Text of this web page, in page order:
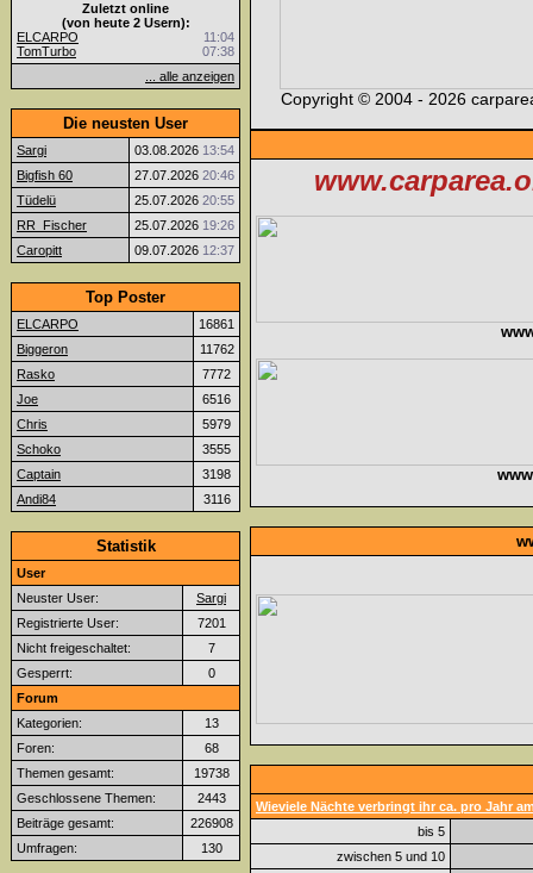
Zuletzt online
(von heute 2 Usern):
ELCARPO
11:04
TomTurbo
07:38
... alle anzeigen
Die neusten User
Sargi 03.08.2026 13:54
Bigfish 60
27.07.2026 20:46
Tüdelü
25.07.2026 20:55
RR_Fischer
25.07.2026 19:26
Caropitt
09.07.2026 12:37
Top Poster
ELCARPO
16861
Biggeron
11762
Rasko
7772
Joe
6516
Chris
5979
Schoko
3555
Captain
3198
Andi84
3116
Statistik
User
Neuster User:
Sargi
Registrierte User:
7201
Nicht freigeschaltet:
7
Gesperrt:
0
Forum
Kategorien:
13
Foren:
68
Themen gesamt:
19738
Geschlossene Themen:
2443
Beiträge gesamt:
226908
Umfragen:
130
Copyright © 2004 - 2026
Wieviele Nächte verbringt ihr ca. pro Jahr
bis 5
zwischen 5 und 10